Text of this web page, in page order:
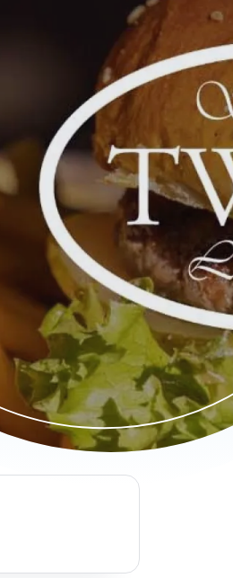
friet tot een smakelijke